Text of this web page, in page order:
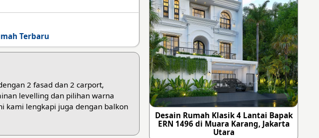
Terbaru
2 fasad dan 2 carport,
levelling dan pilihan warna
kami lengkapi juga dengan balkon
Desain Rumah Klasik 4 Lantai Bapak
ERN 1496 di Muara Karang, Jakarta
Utara